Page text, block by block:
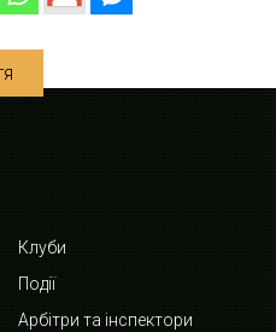
Клуби
Події
Арбітри та інспектори